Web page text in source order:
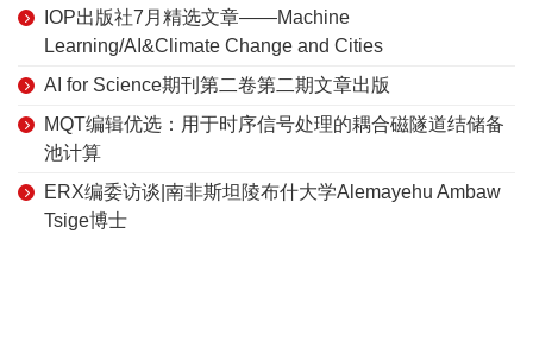
IOP出版社7月精选文章——Machine
Learning/AI&Climate Change and Cities
AI for Science期刊第二卷第二期文章出版
MQT编辑优选：用于时序信号处理的耦合磁隧道结储备
池计算
ERX编委访谈|南非斯坦陵布什大学Alemayehu Ambaw
Tsige博士